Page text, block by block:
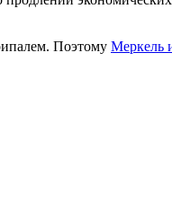
Поэтому Меркель